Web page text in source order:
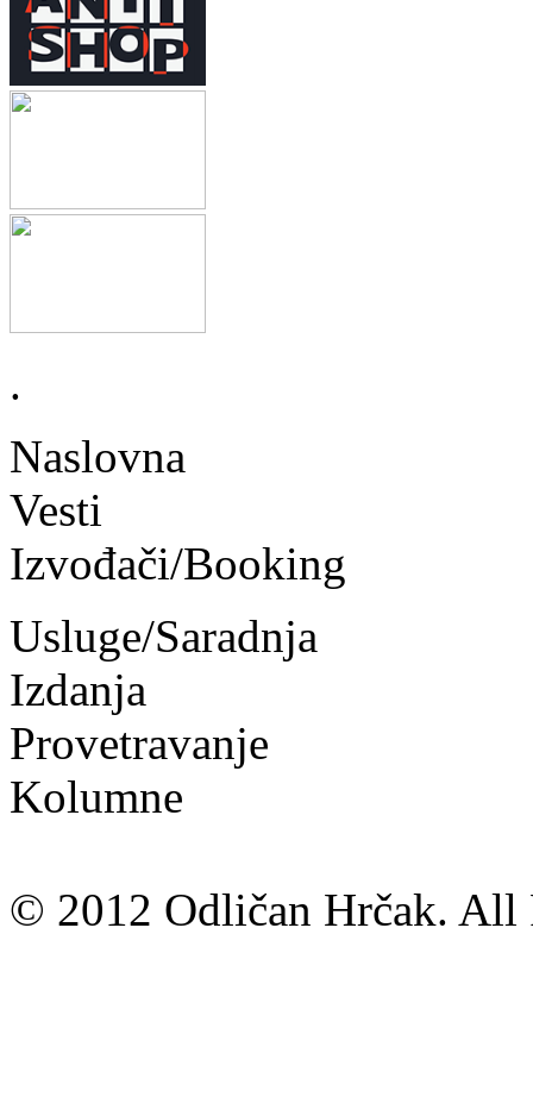
.
Naslovna
Vesti
Izvođači/Booking
Usluge/Saradnja
Izdanja
Provetravanje
Kolumne
© 2012 Odličan Hrčak. All